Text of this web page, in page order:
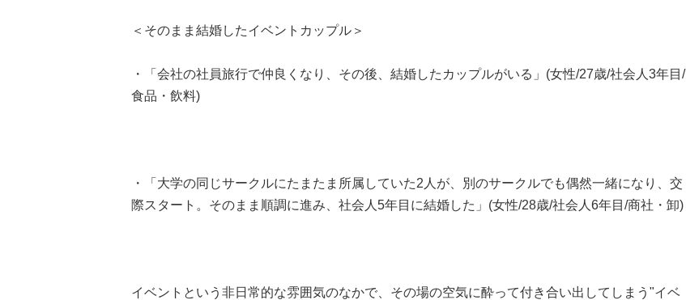
＜そのまま結婚したイベントカップル＞
・「会社の社員旅行で仲良くなり、その後、結婚したカップルがいる」(女性/27歳/社会人3年目/
食品・飲料)
・「大学の同じサークルにたまたま所属していた2人が、別のサークルでも偶然一緒になり、交
際スタート。そのまま順調に進み、社会人5年目に結婚した」(女性/28歳/社会人6年目/商社・卸)
イベントという非日常的な雰囲気のなかで、その場の空気に酔って付き合い出してしまう"イベ